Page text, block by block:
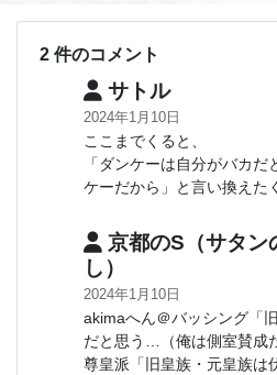
2 件のコメント
サトル
2024年1月10日
ここまでくると、
「ダンケーは自分がバカ
ケーだから」と言い換えた
京都のS（サタン
し）
2024年1月10日
akimaへん＠バッシング「
だと思う…（俺は側室賛成
尊皇派「旧皇族・元皇族は